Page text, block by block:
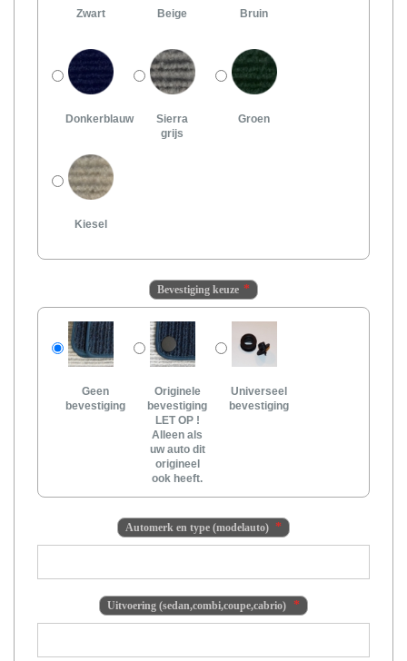
Zwart Beige Bruin
Donkerblauw
Sierra
grijs
Groen
Kiesel
Bevestiging keuze
Geen
bevestiging
Originele
bevestiging
LET OP !
Alleen als
uw auto dit
origineel
ook heeft.
Universeel
bevestiging
Automerk en type (modelauto)
Uitvoering (sedan,combi,coupe,cabrio)